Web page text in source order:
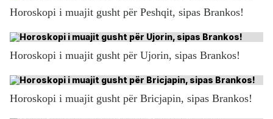
Horoskopi i muajit gusht për Peshqit, sipas Brankos!
Horoskopi i muajit gusht për Ujorin, sipas Brankos!
Horoskopi i muajit gusht për Bricjapin, sipas Brankos!